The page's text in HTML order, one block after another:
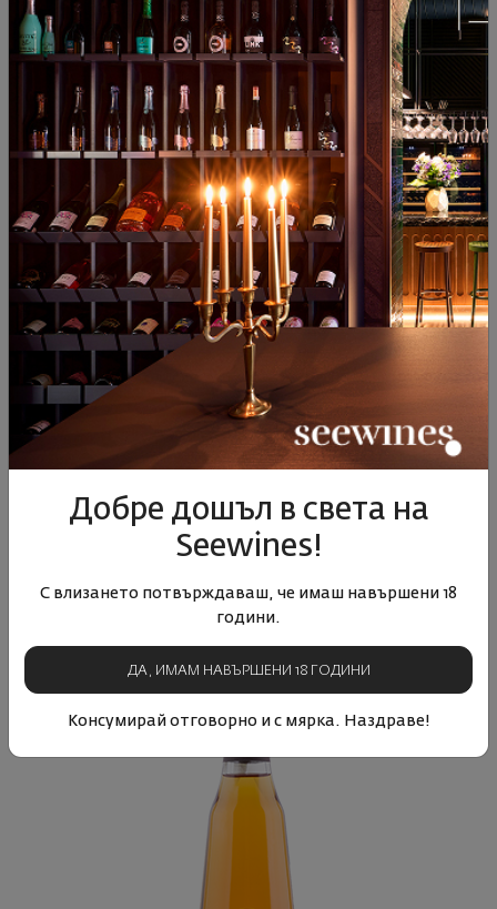
Добре дошъл в света на
Seewines!
С влизането потвърждаваш, че имаш навършени 18
години.
ДА, ИМАМ НАВЪРШЕНИ 18 ГОДИНИ
Консумирай отговорно и с мярка. Наздраве!